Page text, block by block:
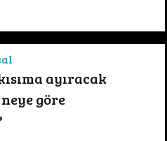
ayıracak
göre